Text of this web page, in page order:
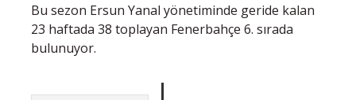
Bu sezon Ersun Yanal yönetiminde geride kalan
23 haftada 38 toplayan Fenerbahçe 6. sırada
bulunuyor.